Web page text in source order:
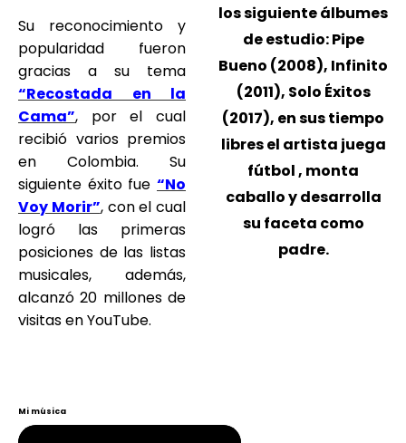
Su reconocimiento y
popularidad fueron
gracias a su tema
“Recostada en la
Cama”, por el cual
recibió varios premios
en Colombia. Su
siguiente éxito fue “No
Voy Morir”, con el cual
logró las primeras
posiciones de las listas
musicales, además,
alcanzó 20 millones de
visitas en YouTube.
los siguiente álbumes
de estudio: Pipe
Bueno (2008), Infinito
(2011), Solo Éxitos
(2017), en sus tiempo
libres el artista juega
fútbol , monta
caballo y desarrolla
su faceta como
padre.
Mi música